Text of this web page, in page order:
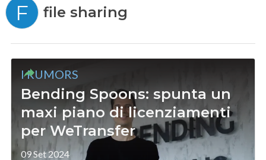
F file sharing
I RUMORS
Bending Spoons: spunta un
maxi piano di licenziamenti
per WeTransfer
09 Set 2024